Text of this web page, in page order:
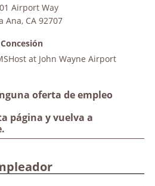
oferta de empleo
página y vuelva a
Airport Way
Ana, CA 92707
Concesión
at John Wayne Airport